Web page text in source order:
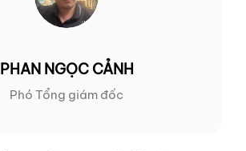
PHAN NGỌC CẢNH
Phó Tổng giám đốc